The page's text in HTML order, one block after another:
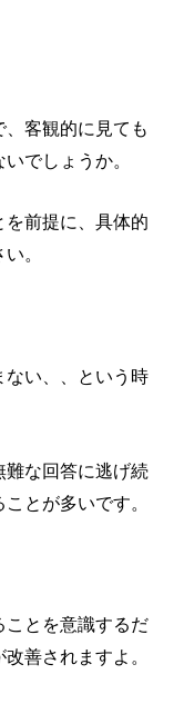
客観的に見ても
でしょうか。
前提に、具体的
。
ない、、という時
難な回答に逃げ続
とが多いです。
ことを意識するだ
善されますよ。